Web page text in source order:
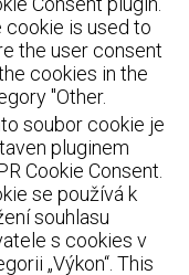
cookie is used to
the user consent
cookies in the
"Other.
soubor cookie je
pluginem
Cookie Consent.
se používá k
souhlasu
s cookies v
„Výkon“. This